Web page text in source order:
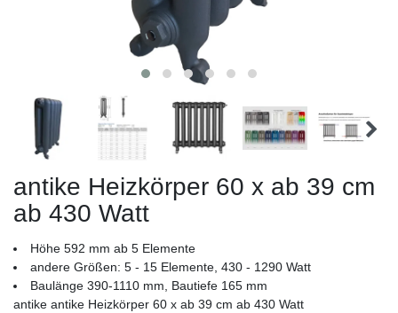
antike Heizkörper 60 x ab 39 cm
ab 430 Watt
Höhe 592 mm ab 5 Elemente
andere Größen: 5 - 15 Elemente, 430 - 1290 Watt
Baulänge 390-1110 mm, Bautiefe 165 mm
antike antike Heizkörper 60 x ab 39 cm ab 430 Watt